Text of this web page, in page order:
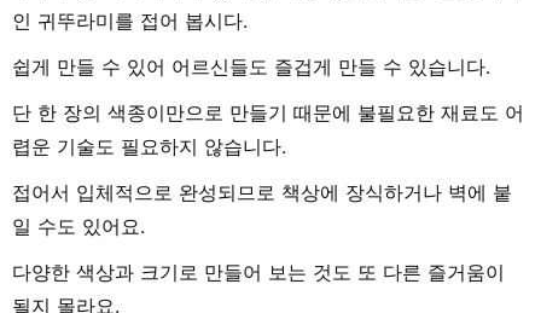
인 귀뚜라미를 접어 봅시다.
쉽게 만들 수 있어 어르신들도 즐겁게 만들 수 있습니다.
단 한 장의 색종이만으로 만들기 때문에 불필요한 재료도 어
렵운 기술도 필요하지 않습니다.
접어서 입체적으로 완성되므로 책상에 장식하거나 벽에 붙
일 수도 있어요.
다양한 색상과 크기로 만들어 보는 것도 또 다른 즐거움이
될지 몰라요.